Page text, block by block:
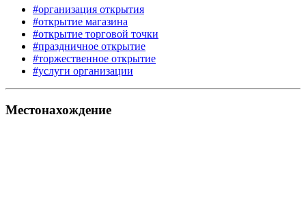
#организация открытия
#открытие магазина
#открытие торговой точки
#праздничное открытие
#торжественное открытие
#услуги организации
Местонахождение